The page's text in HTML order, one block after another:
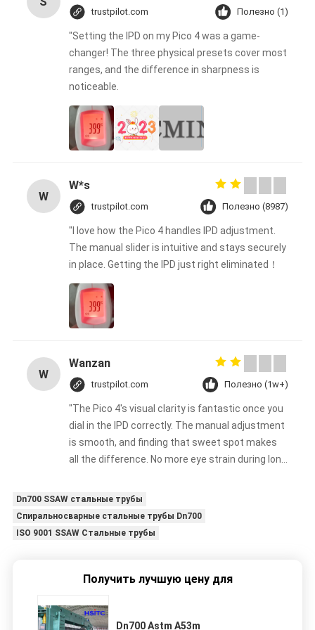
trustpilot.com Полезно (1)
"Setting the IPD on my Pico 4 was a game-
changer! The three physical presets cover most
ranges, and the difference in sharpness is
noticeable.
W
W*s
trustpilot.com Полезно (8987)
"I love how the Pico 4 handles IPD adjustment.
The manual slider is intuitive and stays securely
in place. Getting the IPD just right eliminated！
W
Wanzan
trustpilot.com Полезно (1w+)
"The Pico 4's visual clarity is fantastic once you
dial in the IPD correctly. The manual adjustment
is smooth, and finding that sweet spot makes
all the difference. No more eye strain during long
set it up properly!""The Pico 4's visual clarity is
fantastic once you dial in the IPD correctly. The
manual adjustment is smooth, and finding that
recommend taking the time to set it up
once you dial in the IPD correctly. The manual
Dn700 SSAW стальные трубы
Спиральносварные стальные трубы Dn700
ISO 9001 SSAW Стальные трубы
Получить лучшую цену для
Dn700 Astm A53m